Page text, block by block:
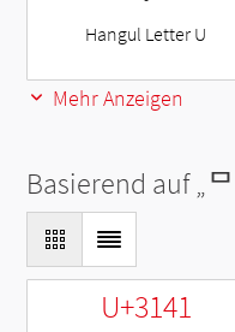
Hangul Letter U
Mehr Anzeigen
Basierend auf „ᄆ
U+3141